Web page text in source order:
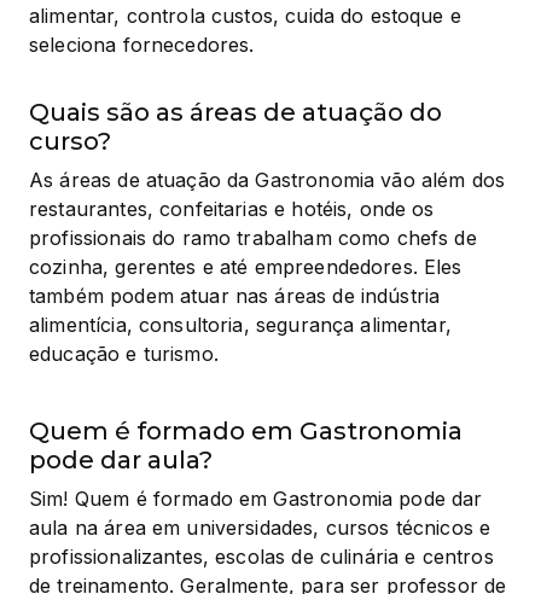
alimentar, controla custos, cuida do estoque e
seleciona fornecedores.
Quais são as áreas de atuação do
curso?
As áreas de atuação da Gastronomia vão além dos
restaurantes, confeitarias e hotéis, onde os
profissionais do ramo trabalham como chefs de
cozinha, gerentes e até empreendedores. Eles
também podem atuar nas áreas de indústria
alimentícia, consultoria, segurança alimentar,
educação e turismo.
Quem é formado em Gastronomia
pode dar aula?
Sim! Quem é formado em Gastronomia pode dar
aula na área em universidades, cursos técnicos e
profissionalizantes, escolas de culinária e centros
de treinamento. Geralmente, para ser professor de